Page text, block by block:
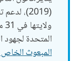
(2019)،
المتحدة لجهود
المبعوث الخاص